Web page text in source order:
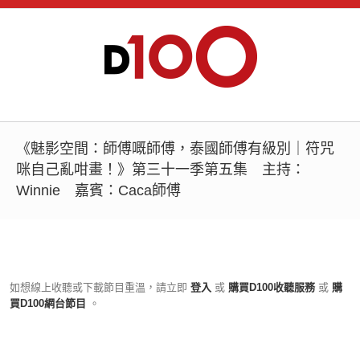
《魅影空間：師傅嘅師傅，泰國師傅有級別｜符咒
咪自己亂咁畫！》第三十一季第五集 主持：
Winnie 嘉賓：Caca師傅
如想線上收聽或下載節目重溫，請立即 登入 或 購買D100收聽服務 或 購
買D100網台節目
。